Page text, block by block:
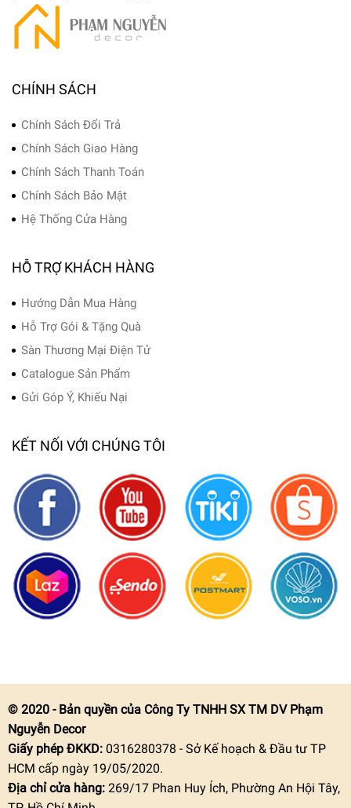
CHÍNH SÁCH
Chính Sách Đổi Trả
Chính Sách Giao Hàng
Chính Sách Thanh Toán
Chính Sách Bảo Mật
Hệ Thống Cửa Hàng
HỖ TRỢ KHÁCH HÀNG
Hướng Dẫn Mua Hàng
Hỗ Trợ Gói & Tặng Quà
Sàn Thương Mại Điện Tử
Catalogue Sản Phẩm
Gửi Góp Ý, Khiếu Nại
KẾT NỐI VỚI CHÚNG TÔI
© 2020 - Bản quyền của Công Ty TNHH SX TM DV Phạm
Nguyễn Decor
Giấy phép ĐKKD:0316280378 - Sở Kế hoạch & Đầu tư TP
HCM cấp ngày 19/05/2020.
Địa chỉ cửa hàng: 269/17 Phan Huy Ích, Phường An Hội Tây,